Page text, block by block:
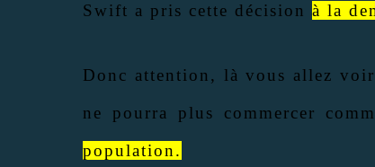
Swift a pris cette décision à la
Donc attention, là vous allez voir
ne pourra plus commercer
population.